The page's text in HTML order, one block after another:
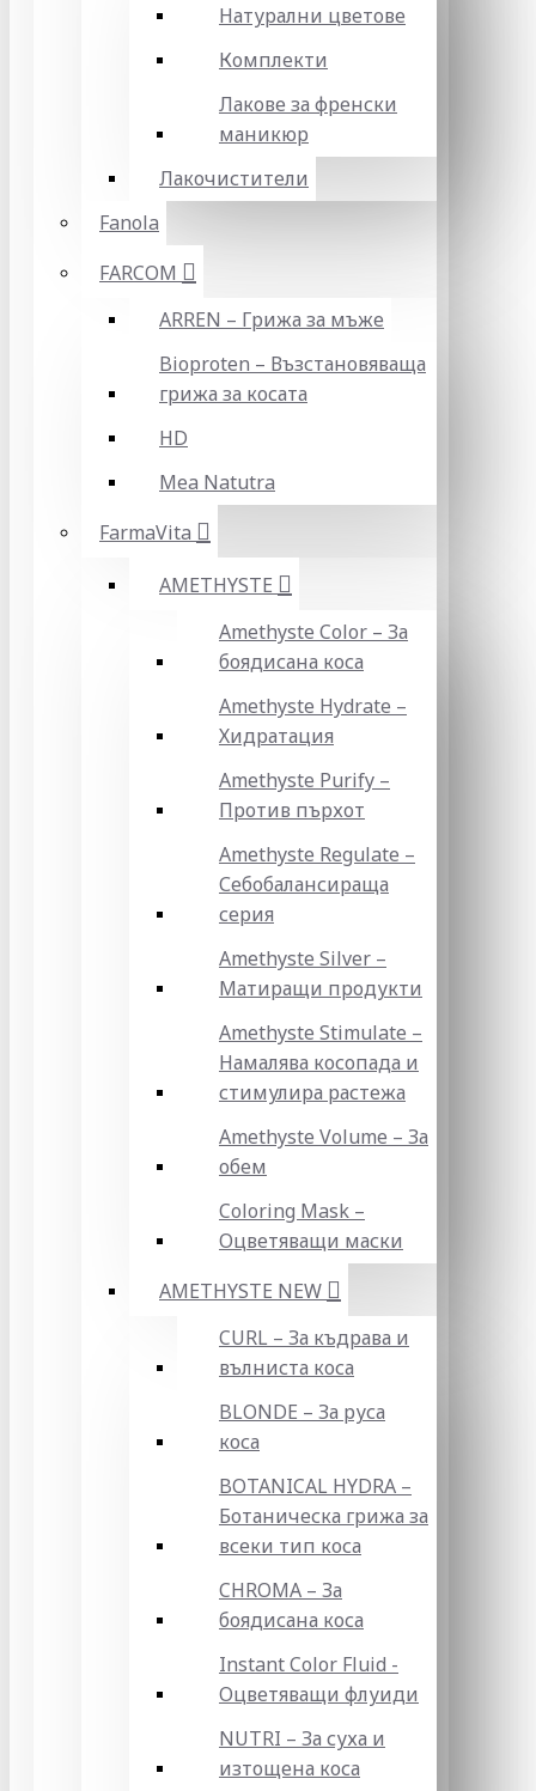
Натурални цветове
Комплекти
Лакове за френски
маникюр
Лакочистители
Fanola
FARCOM
ARREN – Грижа за мъже
Bioproten – Възстановяваща
грижа за косата
HD
Mea Natutra
FarmaVita
AMETHYSTE
Amethyste Color – За
боядисана коса
Amethyste Hydrate –
Хидратация
Amethyste Purify –
Против пърхот
Amethyste Regulate –
Себобалансираща
серия
Amethyste Silver –
Матиращи продукти
Amethyste Stimulate –
Намалява косопада и
стимулира растежа
Amethyste Volume – За
обем
Coloring Mask –
Оцветяващи маски
AMETHYSTE NEW
CURL – За къдрава и
вълниста коса
BLONDE – За руса
коса
BOTANICAL HYDRA –
Ботаническа грижа за
всеки тип коса
CHROMA – За
боядисана коса
Instant Color Fluid -
Оцветяващи флуиди
NUTRI – За суха и
изтощена коса